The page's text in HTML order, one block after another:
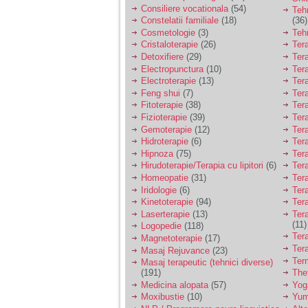
tata alcoolic, mai
nimanui nu ii pasa de
mine. Din cauza asta
am inceput sa beau
alcool si am inceput
sa ma culc cu barbati
pentru bani.
Consiliere vocationala (54)
Constelatii familiale (18)
Cosmetologie (3)
Cristaloterapie (26)
Detoxifiere (29)
Electropunctura (10)
Electroterapie (13)
Feng shui (7)
Fitoterapie (38)
Fizioterapie (39)
Gemoterapie (12)
Hidroterapie (6)
Hipnoza (75)
Hirudoterapie/Terapia cu lipitori (6)
Homeopatie (31)
Iridologie (6)
Kinetoterapie (94)
Laserterapie (13)
Logopedie (118)
Magnetoterapie (17)
Masaj Rejuvance (23)
Masaj terapeutic (tehnici diverse)
(191)
Medicina alopata (57)
Moxibustie (10)
(36)
(11)